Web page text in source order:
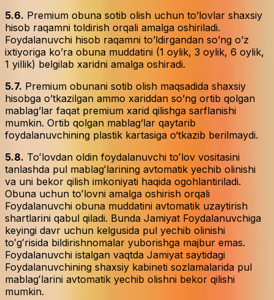
5.6. Premium obuna sotib olish uchun to’lovlar shaxsiy
hisob raqamni toldirish orqali amalga oshiriladi.
Foydalanuvchi hisob raqamni to’ldirgandan so’ng o’z
ixtiyoriga ko’ra obuna muddatini (1 oylik, 3 oylik, 6 oylik,
1 yillik) belgilab xaridni amalga oshiradi.
5.7. Premium obunani sotib olish maqsadida shaxsiy
hisobga o’tkazilgan ammo xariddan so’ng ortib qolgan
mablag’lar faqat premium xarid qilishga sarflanishi
mumkin. Ortib qolgan mablag’lar qaytarib
foydalanuvchining plastik kartasiga o‘tkazib berilmaydi.
5.8. Toʻlovdan oldin foydalanuvchi toʻlov vositasini
tanlashda pul mablagʻlarining avtomatik yechib olinishi
va uni bekor qilish imkoniyati haqida ogohlantiriladi.
Obuna uchun toʻlovni amalga oshirish orqali
Foydalanuvchi obuna muddatini avtomatik uzaytirish
shartlarini qabul qiladi. Bunda Jamiyat Foydalanuvchiga
keyingi davr uchun kelgusida pul yechib olinishi
toʻgʻrisida bildirishnomalar yuborishga majbur emas.
Foydalanuvchi istalgan vaqtda Jamiyat saytidagi
Foydalanuvchining shaxsiy kabineti sozlamalarida pul
mablagʻlarini avtomatik yechib olishni bekor qilishi
mumkin.